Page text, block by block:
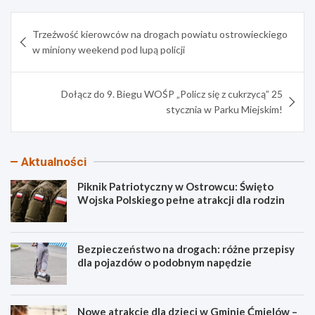
wpisu
Trzeźwość kierowców na drogach powiatu ostrowieckiego
w miniony weekend pod lupą policji
Dołącz do 9. Biegu WOŚP „Policz się z cukrzycą” 25
stycznia w Parku Miejskim!
Aktualności
Piknik Patriotyczny w Ostrowcu: Święto
Wojska Polskiego pełne atrakcji dla rodzin
Bezpieczeństwo na drogach: różne przepisy
dla pojazdów o podobnym napędzie
Nowe atrakcje dla dzieci w Gminie Ćmielów –